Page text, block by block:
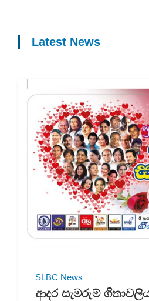
Latest News
SLBC News
ආදර සැමරුම්